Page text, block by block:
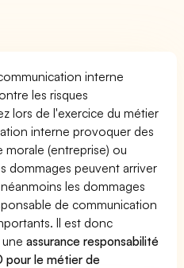
interne
les risques
lors de l'exercice du métier
interne provoquer des
(entreprise) ou
dommages peuvent arriver
les dommages
de communication
Il est donc
uneassurance responsabilité
pour le métier de